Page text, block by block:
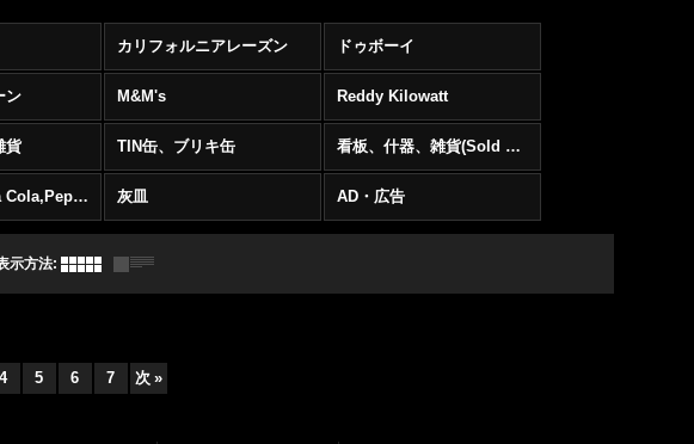
カリフォルニアレーズン ドゥボーイ
ン M&M's Reddy Kilowatt
貨 TIN缶、ブリキ缶 看板、什器、雑貨(Sold out)
ドリンク(Coca Cola,Pepsi,7up...) 灰皿 AD・広告
示方法:
4 5 6 7 次 »